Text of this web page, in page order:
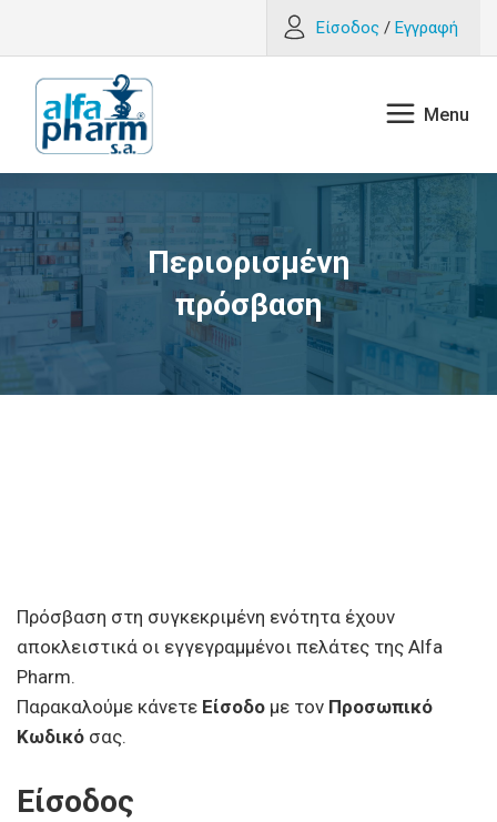
Είσοδος / Εγγραφή
Περιορισμένη
πρόσβαση
Πρόσβαση στη συγκεκριμένη ενότητα έχουν
αποκλειστικά οι εγγεγραμμένοι πελάτες της Alfa
Pharm.
Παρακαλούμε κάνετε Είσοδο με τον Προσωπικό
Κωδικό σας.
Είσοδος